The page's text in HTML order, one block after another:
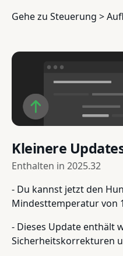
Gehe zu Steuerung >
Kleinere
Enthalten in 2025.32
- Du kannst jetzt den
Mindesttemperatur von
- Dieses Update enthält
Sicherheitskorrekturen